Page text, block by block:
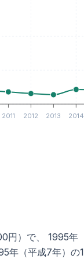
2011 2012 2013 2014
）で、 1995
年（平成7年）